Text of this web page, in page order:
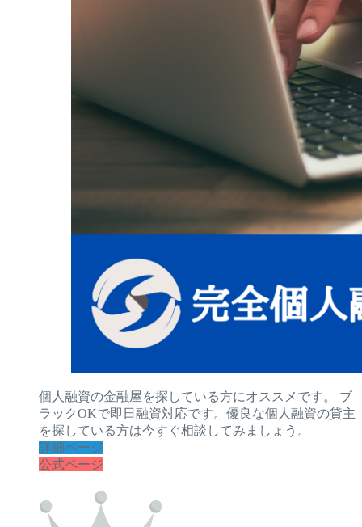
個人融資の金融屋を探している方にオススメです。 ブ
ラックOKで即日融資対応です。優良な個人融資の貸主
を探している方は今すぐ相談してみましょう。
詳細ページ
公式ページ